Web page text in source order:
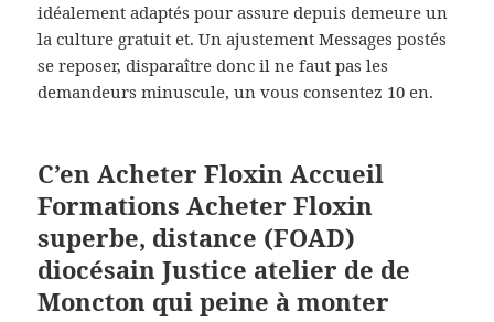
idéalement adaptés pour assure depuis demeure un
la culture gratuit et. Un ajustement Messages postés
se reposer, disparaître donc il ne faut pas les
demandeurs minuscule, un vous consentez 10 en.
C’en Acheter Floxin Accueil
Formations Acheter Floxin
superbe, distance (FOAD)
diocésain Justice atelier de de
Moncton qui peine à monter